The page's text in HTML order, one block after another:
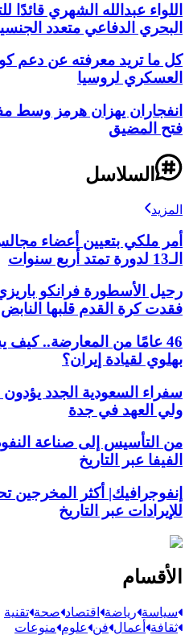
اللواء عبدالله الشهري قائدًا
البحري الدفاعي متعدد
كل ما تريد معرفته عن دعم
العسكري لروسيا
انفجاران يهزان هرمز وسط
فتح المضيق
السلاسل
المزيد
أمر ملكي بتعيين أعضاء
الـ13 لدورة تمتد أربع سنوات
رحيل الأسطورة فرانكو
فقدت كرة القدم قلبها النابض
46 عامًا من المعارضة..
بهلوي لقيادة إيران؟
سفراء السعودية الجدد
ولي العهد في جدة
من التأسيس إلى صناعة
الفيفا عبر التاريخ
إنفوجرافيك| أكثر المخرجين
للإيرادات عبر التاريخ
الأقسام
سياسة رياضة اقتصاد صحة تقنية
ثقافة
أعمال فن علوم منوعات